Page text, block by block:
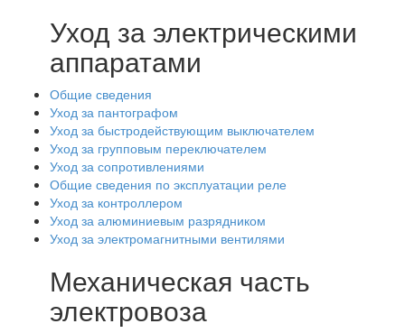
Уход за электрическими
аппаратами
Общие сведения
Уход за пантографом
Уход за быстродействующим выключателем
Уход за групповым переключателем
Уход за сопротивлениями
Общие сведения по эксплуатации реле
Уход за контроллером
Уход за алюминиевым разрядником
Уход за электромагнитными вентилями
Механическая часть
электровоза